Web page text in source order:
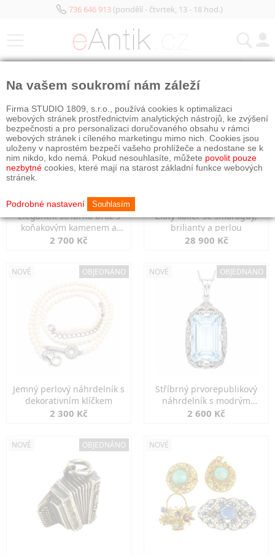
736 646 913(pondělí - čtvrtek, 13 - 18 hod.)
Elegantní stříbrná brož s
koňakovým kamenem a
markazity
2 700 Kč
Zlatý kolier se smaragdy,
brilianty a perlou
28 900 Kč
NOVÉ OBJEDNÁNO
Jemný perlový náhrdelník s
dekorativním klíčkem
2 300 Kč
NOVÉ OBJEDNÁNO
Stříbrný prvorepublikový
náhrdelník s modrým
spinelem
2 600 Kč
NOVÉ OBJEDNÁNO NOVÉ
Na vašem soukromí nám záleží
Firma STUDIO 1809, s.r.o., používá cookies k optimalizaci
webových stránek prostřednictvím analytických nástrojů, ke zvýšení
bezpečnosti a pro personalizaci doručovaného obsahu v rámci
webových stránek i cíleného marketingu mimo nich. Cookies jsou
uloženy v naprostém bezpečí vašeho prohlížeče a nedostane se k
nim nikdo, kdo nemá. Pokud nesouhlasíte, můžete povolit pouze
nezbytné cookies, které mají na starost základní funkce webových
stránek.
Podrobné nastavení Souhlasím